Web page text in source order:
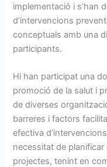
implementació i s’han
d’intervencions
conceptuals amb una
participants.
Hi han participat una
promoció de la salut i
de diverses
barreres i factors
efectiva
necessitat de
projectes, tenint en